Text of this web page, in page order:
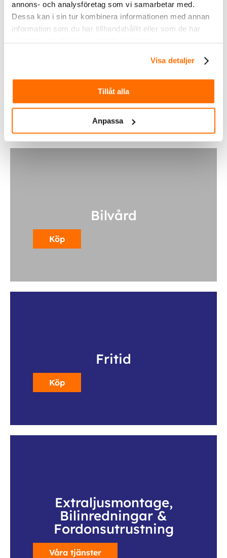
annons- och analysföretag som vi samarbetar med.
Dessa kan i sin tur kombinera informationen med annan
information som du har tillhandahållit eller som de har
Visa detaljer
Tillåt alla
Anpassa
Fritid
Köp
Bilvård
Köp
Extraljusmontage,
Bilinredningar &
Fordonsutrustning
Våra tjänster